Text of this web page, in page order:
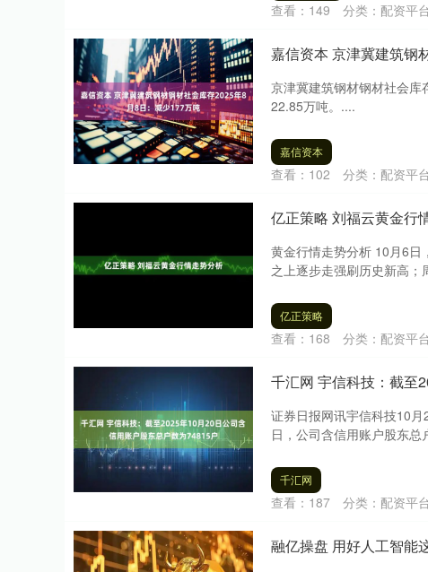
查看： 149 分类： 配资平
嘉信资本 京津冀建筑钢
京津冀建筑钢材钢材社会
22.85万吨。....
嘉信资本
查看： 102 分类： 配资平
亿正策略 刘福云黄金行
黄金行情走势分析 10月6日
之上逐步走强刷历史新高
亿正策略
查看： 168 分类： 配资平
千汇网 宇信科技：截至
证券日报网讯宇信科技10
日，公司含信用账户股东
千汇网
查看： 187 分类： 配资平
融亿操盘 用好人工智能
0.57% 深证成指 14110.12 -34.08